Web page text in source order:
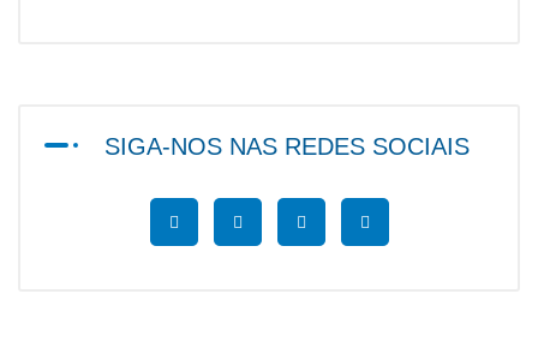
SIGA-NOS NAS REDES SOCIAIS